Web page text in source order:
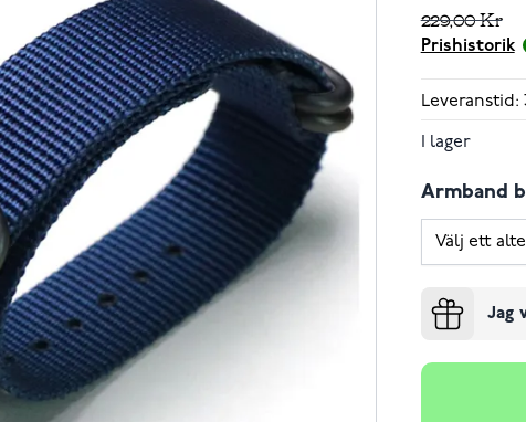
229,00 Kr
Prishistorik
Leveranstid:
I lager
Armband
Jag